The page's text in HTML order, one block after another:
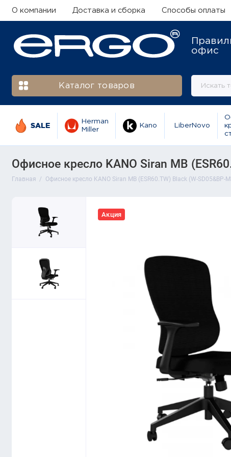
О компании Доставка и сборка Способы оплаты
офис
Каталог товаров
SALE
Herman
Miller
Kano LiberNovo
Офисное кресло KANO Siran MB
Главная Офисное кресло KANO Siran MB (ESR60.TW) Black (W-SD05&BP-
Акция